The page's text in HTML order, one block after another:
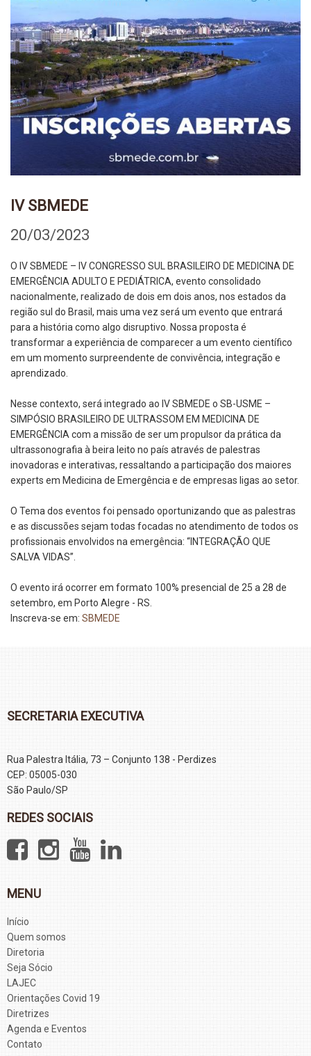
IV SBMEDE
20/03/2023
O IV SBMEDE – IV CONGRESSO SUL BRASILEIRO DE MEDICINA DE
EMERGÊNCIA ADULTO E PEDIÁTRICA, evento consolidado
nacionalmente, realizado de dois em dois anos, nos estados da
região sul do Brasil, mais uma vez será um evento que entrará
para a história como algo disruptivo. Nossa proposta é
transformar a experiência de comparecer a um evento científico
em um momento surpreendente de convivência, integração e
aprendizado.
Nesse contexto, será integrado ao IV SBMEDE o SB-USME –
SIMPÓSIO BRASILEIRO DE ULTRASSOM EM MEDICINA DE
EMERGÊNCIA com a missão de ser um propulsor da prática da
ultrassonografia à beira leito no país através de palestras
inovadoras e interativas, ressaltando a participação dos maiores
experts em Medicina de Emergência e de empresas ligas ao setor.
O Tema dos eventos foi pensado oportunizando que as palestras
e as discussões sejam todas focadas no atendimento de todos os
profissionais envolvidos na emergência: “INTEGRAÇÃO QUE
SALVA VIDAS”.
O evento irá ocorrer em formato 100% presencial de 25 a 28 de
setembro, em Porto Alegre - RS.
Inscreva-se em: SBMEDE
SECRETARIA EXECUTIVA
Rua Palestra Itália, 73 – Conjunto 138 - Perdizes
CEP: 05005-030
São Paulo/SP
REDES SOCIAIS
MENU
Início
Quem somos
Diretoria
Seja Sócio
LAJEC
Orientações Covid 19
Diretrizes
Agenda e Eventos
Contato